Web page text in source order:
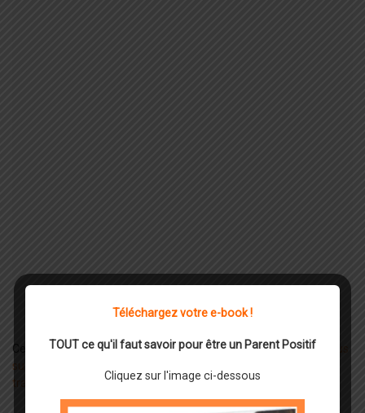
Ce site utilise Akismet pour réduire les indésirables.En savoir plus
sur la façon dont les données de vos commentaires sont
traitées
Téléchargez votre e-book !
TOUT ce qu'il faut savoir pour être un Parent Positif
Cliquez sur l'image ci-dessous